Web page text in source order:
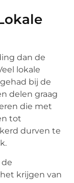
dan de
lokale
bij de
delen graag
die met
tot
durven te
krijgen van